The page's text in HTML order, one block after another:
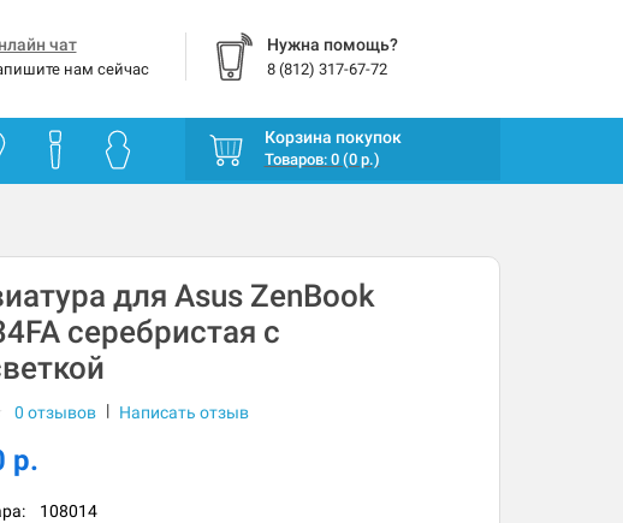
чат
нам сейчас
Нужна помощь?
8 (812) 317-67-72
Корзина покупок
Товаров: 0 (0 р.)
для Asus ZenBook
серебристая с
0 отзывов | Написать отзыв
р.
108014